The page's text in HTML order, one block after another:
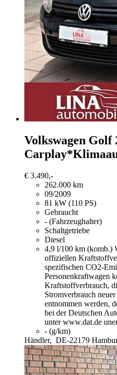
Volkswagen Golf
€ 3.490,-
262.000 km
09/2009
81 kW (110 PS)
Gebraucht
- (Fahrzeughalter)
Schaltgetriebe
Diesel
4,9 l/100 km (komb.)
offiziellen
spezifischen CO2-
Personenkraftwagen
Kraftstoffverbrauch,
Stromverbrauch
entnommen werden,
bei der Deutschen
unter www.dat.de
- (g/km)
Händler, DE-22179